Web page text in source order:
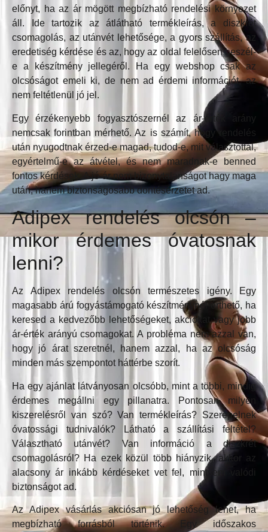
előnyt, ha az ár mögött megbízható rendelési környezet
áll. Ide tartozik az átlátható termékleírás, a diszkrét
csomagolás, az utánvét lehetősége, a gyors szállítás, az
eredetiség kérdése és az, hogy az oldal felelősen beszél-
e a készítmény jellegéről. Ha egy webshop csak az
olcsóságot emeli ki, de nem ad érdemi információt, az
nem feltétlenül jó jel.
Egy érzékenyebb fogyasztószernél az ár-érték arány
nemcsak forintban mérhető. Az is számít, hogy rendelés
után nyugodtnak érzed-e magad, tudod-e, mit választottál,
egyértelmű-e az átvétel, és nem maradnak-e benned
fontos kérdések. A jó ár nem bizonytalanságot hagy maga
után, hanem biztonságosabb döntésérzetet ad.
Adipex rendelés olcsón –
mikor érdemes óvatosnak
lenni?
Az Adipex rendelés olcsón természetes igény. Egy
magasabb árú fogyástámogató készítménynél érthető, ha
keresed a kedvezőbb lehetőségeket, akciókat vagy jobb
ár-érték arányú csomagokat. A probléma nem azzal van,
hogy jó árat szeretnél, hanem azzal, ha az olcsóság
minden más szempontot háttérbe szorít.
Ha egy ajánlat látványosan olcsóbb, mint a többi, mindig
érdemes megállni egy pillanatra. Pontosan milyen
kiszerelésről van szó? Van termékleírás? Szerepelnek
óvatossági tudnivalók? Látható a szállítási feltétel?
Választható utánvét? Van információ a diszkrét
csomagolásról? Ha ezek közül több hiányzik, akkor az
alacsony ár inkább kérdéseket vet fel, mintsem valódi
biztonságot ad.
Az Adipex vásárlás akciósan jó lehetőség lehet, ha
megbízható forrásból történik. Egy időszakos